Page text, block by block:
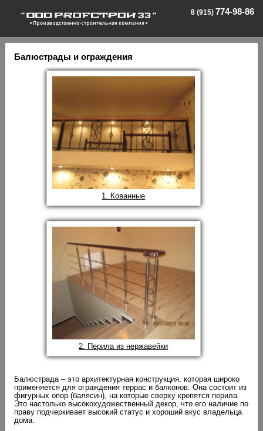
8 (915) 774-98-86
Балюстрады и ограждения
1. Кованные
2. Перила из нержавейки
Балюстрада – это архитектурная конструкция, которая широко
применяется для ограждения террас и балконов. Она состоит из
фигурных опор (балясин), на которые сверху крепятся перила.
Это настолько высокохудожественный декор, что его наличие по
праву подчеркивает высокий статус и хороший вкус владельца
дома.